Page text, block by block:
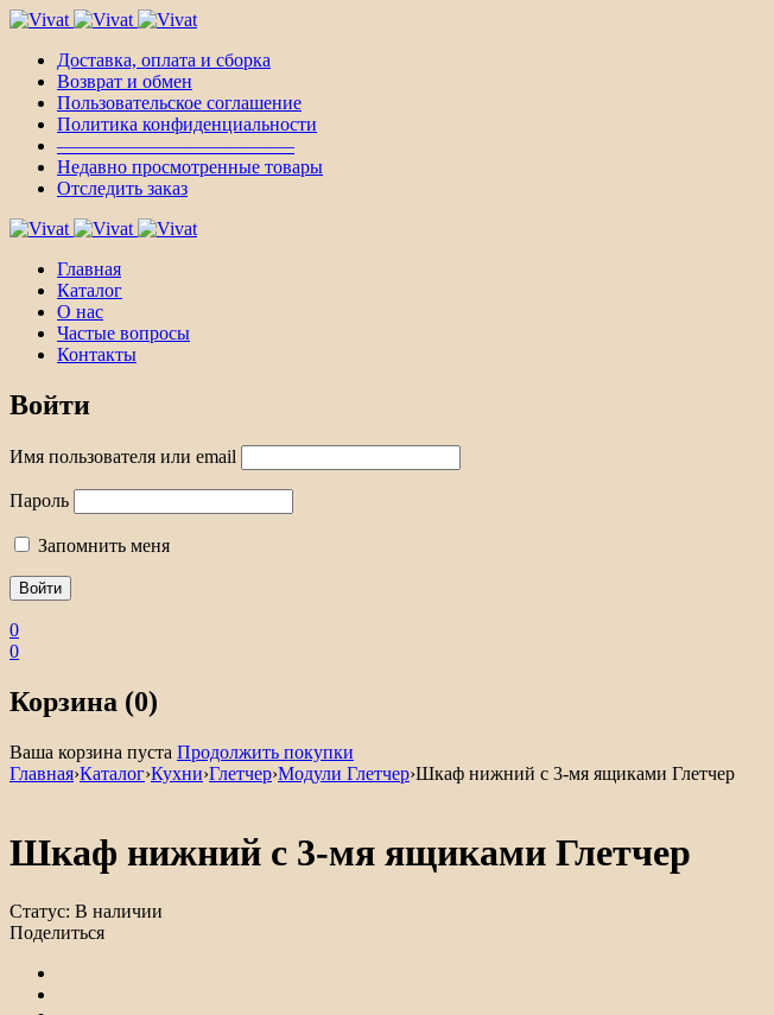
Доставка, оплата и сборка
Возврат и обмен
Пользовательское соглашение
Политика конфиденциальности
————————————–
Недавно просмотренные товары
Отследить заказ
Главная
Каталог
О нас
Частые вопросы
Контакты
Войти
Имя пользователя или email
Пароль
Запомнить меня
0
0
Корзина (0)
Ваша корзина пуста Продолжить покупки
Главная›Каталог›Кухни›Глетчер›Модули Глетчер›Шкаф нижний с 3-мя ящиками Глетчер
Шкаф нижний с 3-мя ящиками Глетчер
Статус: В наличии
Поделиться